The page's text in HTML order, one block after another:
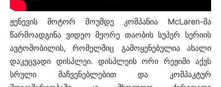
ჟენევის მოტორ შოუმდე კომპანია McLaren-მა
წარმოადგინა ვიდეო მეორე თაობის სუპერ სერიის
ავტომობილის, რომელშიც გამოყენებულია ახალი
დაკეცვადი დისპლეი. დისპლეის ორი რეჟიმი აქვს
სრული მაჩვენებლებით და კომპაკტურ